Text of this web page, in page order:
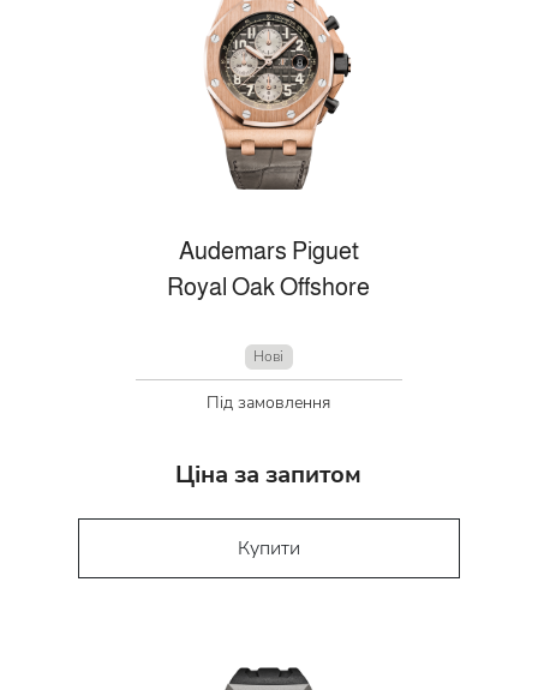
Audemars Piguet
Royal Oak Offshore
Нові
Під замовлення
Ціна за запитом
Купити